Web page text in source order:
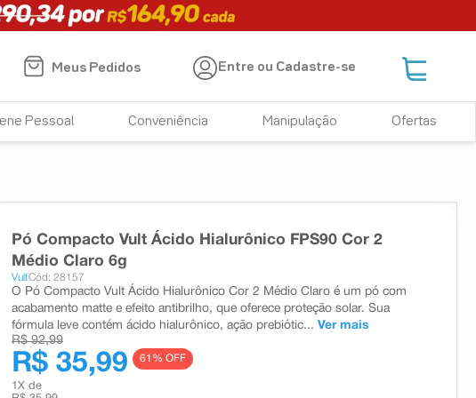
Meus Pedidos Entre ou Cadastre-se
Pessoal Conveniência Manipulação Ofertas
Pó Compacto Vult Ácido Hialurônico FPS90 Cor 2
Médio Claro 6g
VultCód: 28157
O Pó Compacto Vult Ácido Hialurônico Cor 2 Médio Claro é um pó com
acabamento matte e efeito antibrilho, que oferece proteção solar. Sua
fórmula leve contém ácido hialurônico, ação prebiótic... Ver mais
R$ 92,99
R$ 35,99 61 % OFF
1 X de